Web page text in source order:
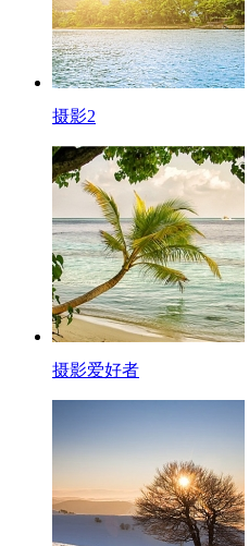
摄影2
摄影爱好者